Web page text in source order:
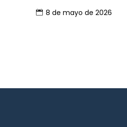
8 de mayo de 2026